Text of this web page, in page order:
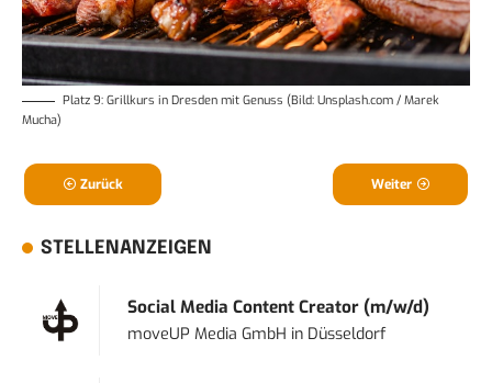
Platz 9: Grillkurs in Dresden mit Genuss (Bild: Unsplash.com / Marek
Mucha)
Zurück Weiter
STELLENANZEIGEN
Social Media Content Creator (m/w/d)
moveUP Media GmbH in Düsseldorf